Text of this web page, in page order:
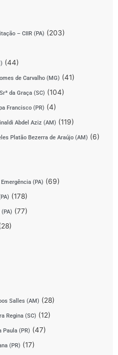
– CIIR (PA) (203)
(44)
de Carvalho (MG) (41)
da Graça (SC) (104)
Francisco (PR) (4)
Abdel Aziz (AM) (119)
Platão Bezerra de Araújo (AM) (6)
(PA) (69)
(178)
(77)
Salles (AM) (28)
Regina (SC) (12)
Paula (PR) (47)
(PR) (17)